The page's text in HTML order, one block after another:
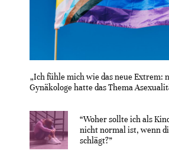
„Ich fühle mich wie das neue Extrem:
Gynäkologe hatte das Thema
“Woher sollte ich als
nicht normal ist, wenn
schlägt?”